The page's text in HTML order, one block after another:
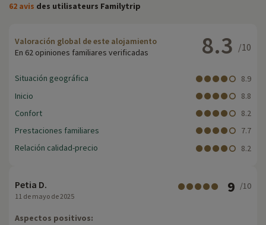
62 avis des utilisateurs Familytrip
Valoración global de este alojamiento
En 62 opiniones familiares verificadas
8.3 /10
Situación geográfica
8.9
Inicio
8.8
Confort
8.2
Prestaciones familiares
7.7
Relación calidad-precio
8.2
Petia D.
11 de mayo de 2025
9 /10
Aspectos positivos: